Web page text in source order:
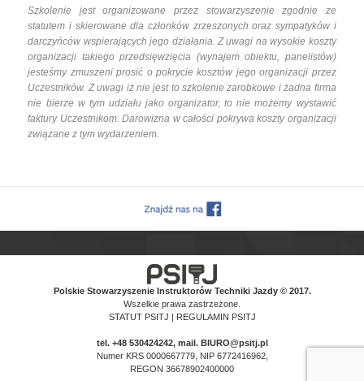
Szkolenie jest organizowane przez stowarzyszenie zgodnie ze
statutem i skierowane dla członków zrzeszonych oraz sympatyków i
darczyńców wspierających jego działania. Z uwagi na wysokie koszty
organizacji takiego przedsięwzięcia (wynajem obiektu, panelistów)
jesteśmy zmuszeni prosić o pokrycie kosztów jego organizacji przez
Uczestników. Z uwagi iż nie jest to szkolenie zarobkowe i żadna firma
nie bierze w tym udziału jako organizator, to nie możemy wystawić
faktury Uczestnikom. Darowizna w całości pokrywa koszty organizacji
związane z tym wydarzeniem.
Polskie Stowarzyszenie Instruktorów Techniki Jazdy © 2017.
Wszelkie prawa zastrzeżone.
STATUT PSITJ | REGULAMIN PSITJ
tel. +48 530424242, mail. BIURO@psitj.pl
Numer KRS 0000667779, NIP 6772416962,
REGON 36678902400000